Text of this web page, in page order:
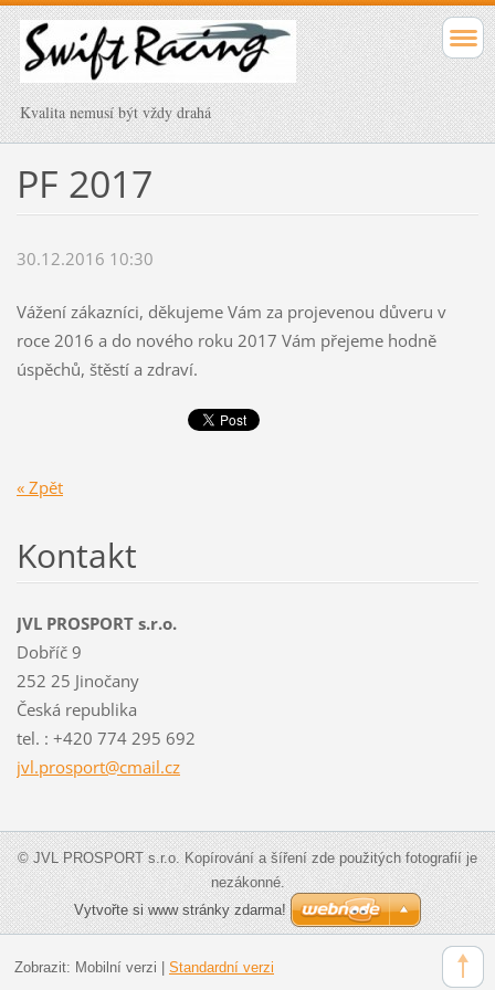
Kvalita nemusí být vždy drahá
PF 2017
30.12.2016 10:30
Vážení zákazníci, děkujeme Vám za projevenou důveru v
roce 2016 a do nového roku 2017 Vám přejeme hodně
úspěchů, štěstí a zdraví.
« Zpět
Kontakt
JVL PROSPORT s.r.o.
Dobříč 9
252 25 Jinočany
Česká republika
tel. : +420 774 295 692
jvl.prosport@cmail.cz
© JVL PROSPORT s.r.o. Kopírování a šíření zde použitých fotografií je
nezákonné.
Vytvořte si www stránky zdarma!
Zobrazit: Mobilní verzi Standardní verzi